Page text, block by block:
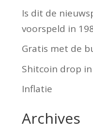
Is dit de
voorspeld in
Gratis met de
Shitcoin drop
Inflatie
Archives